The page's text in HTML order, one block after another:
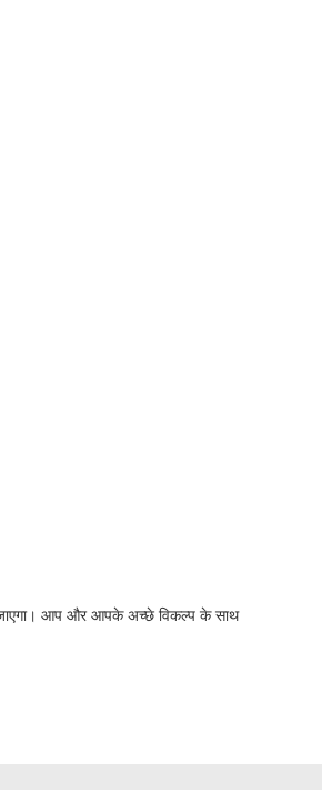
जाएगा। आप और आपके अच्छे विकल्प के साथ